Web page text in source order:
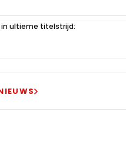
in ultieme titelstrijd: